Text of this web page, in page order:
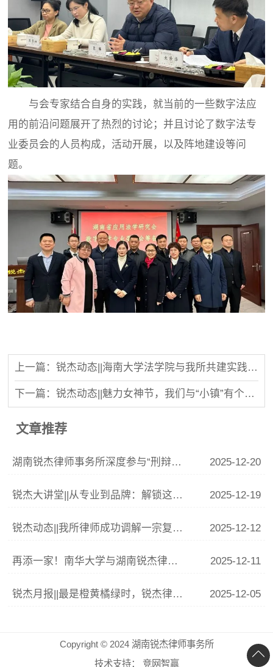
与会专家结合自身的实践，就当前的一些数字法应
用的前沿问题展开了热烈的讨论；并且讨论了数字法专
业委员会的人员构成，活动开展，以及阵地建设等问
题。
上一篇：锐杰动态||海南大学法学院与我所共建实践教学基地授牌仪式圆满举行
下一篇：锐杰动态||魅力女神节，我们与“小镇”有个约会！
文章推荐
湖南锐杰律师事务所深度参与“刑辩湘军”联训 李青云副主任精析涉“骗”案件辩护要点 2025-12-20
锐杰大讲堂||从专业到品牌：解锁这份律师IP打造指南 2025-12-19
锐杰动态||我所律师成功调解一宗复杂婚姻家庭纠纷 2025-12-12
再添一家！南华大学与湖南锐杰律师事务所共建法学实践教学基地签约揭牌仪式圆满举行 2025-12-11
锐杰月报||最是橙黄橘绿时，锐杰律所11月事记 2025-12-05
Copyright © 2024 湖南锐杰律师事务所
技术支持：
竞网智赢